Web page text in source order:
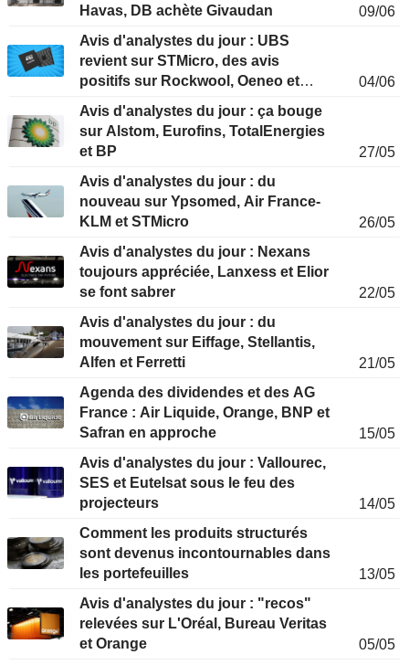
Havas, DB achète Givaudan
09/06
Avis d'analystes du jour : UBS
revient sur STMicro, des avis
positifs sur Rockwool, Oeneo et
04/06
Avis d'analystes du jour : ça bouge
sur Alstom, Eurofins, TotalEnergies
et BP
27/05
Avis d'analystes du jour : du
nouveau sur Ypsomed, Air France-
KLM et STMicro
26/05
Avis d'analystes du jour : Nexans
toujours appréciée, Lanxess et Elior
se font sabrer
22/05
Avis d'analystes du jour : du
mouvement sur Eiffage, Stellantis,
Alfen et Ferretti
21/05
Agenda des dividendes et des AG
France : Air Liquide, Orange, BNP et
Safran en approche
15/05
Avis d'analystes du jour : Vallourec,
SES et Eutelsat sous le feu des
projecteurs
14/05
Comment les produits structurés
sont devenus incontournables dans
les portefeuilles
13/05
Avis d'analystes du jour : "recos"
relevées sur L'Oréal, Bureau Veritas
et Orange
05/05